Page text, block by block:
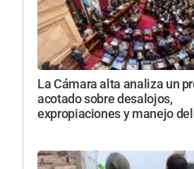
La Cámara alta analiza un
acotado sobre desalojos,
expropiaciones y manejo